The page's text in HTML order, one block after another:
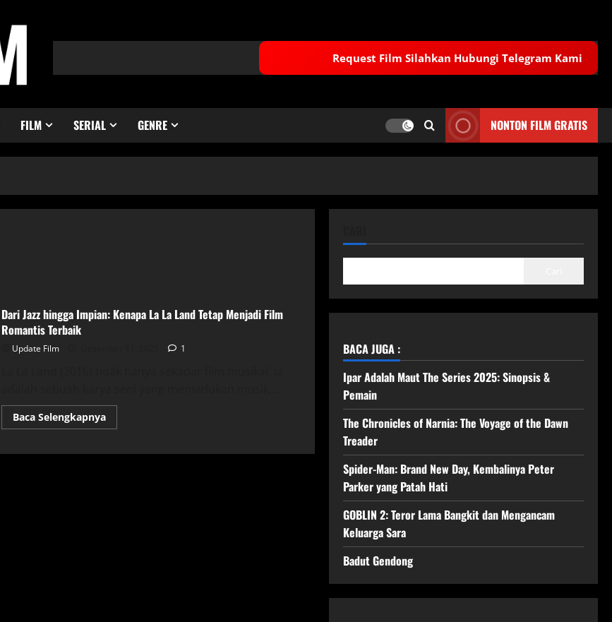
Request Film Silahkan Hubungi Telegram Kami
FILM SERIAL GENRE NONTON FILM GRATIS
Dari Jazz hingga Impian: Kenapa La La Land Tetap Menjadi Film
Romantis Terbaik
Update Film 1
Baca SelengkapnyaRead
more
Jazz
BACA JUGA :
Ipar Adalah Maut The Series 2025: Sinopsis &
Pemain
The Chronicles of Narnia: The Voyage of the Dawn
Treader
Spider-Man: Brand New Day, Kembalinya Peter
Parker yang Patah Hati
GOBLIN 2: Teror Lama Bangkit dan Mengancam
Keluarga Sara
Badut Gendong